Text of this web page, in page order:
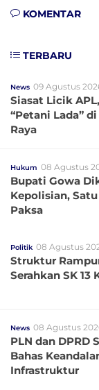
KOMENTAR
TERBARU
News 09 Agustus
Siasat Licik
“Petani Lada”
Raya
Hukum 08 Agustus
Bupati Gowa
Kepolisian,
Paksa
Politik 08 Agustus
Struktur
Serahkan SK 13
News 08 Agustus
PLN dan DPRD
Bahas
Infrastruktur